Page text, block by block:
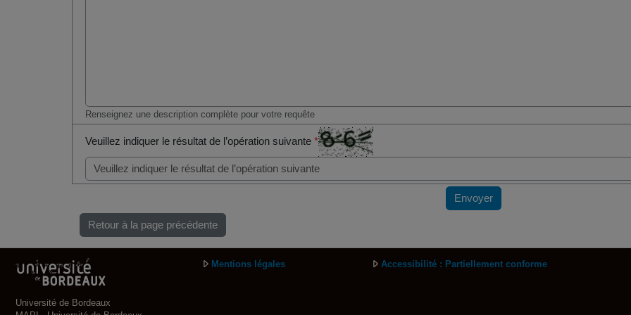
Renseignez une description complète pour votre requête
Veuillez indiquer le résultat de l’opération suivante*
Envoyer
Retour à la page précédente
Université de Bordeaux
Mentions légales Accessibilité : Partiellement conforme